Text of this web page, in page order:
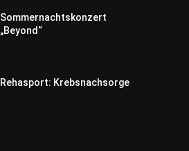
Sommernachtskonzert
„Beyond“
Rehasport: Krebsnachsorge